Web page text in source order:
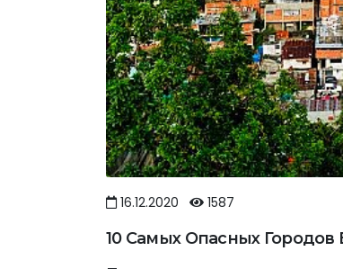
16.12.2020 1587
10 Самых Опасных